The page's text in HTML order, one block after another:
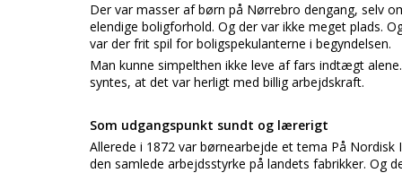
Der var masser af børn på Nørrebro dengang, selv
elendige boligforhold. Og der var ikke meget plads.
var der frit spil for boligspekulanterne i begyndelsen.
Man kunne simpelthen ikke leve af fars indtægt
syntes, at det var herligt med billig arbejdskraft.
Som udgangspunkt sundt og lærerigt
Allerede i 1872 var børnearbejde et tema På
den samlede arbejdsstyrke på landets fabrikker. Og